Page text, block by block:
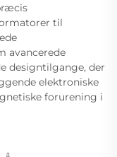
til
avancerede
designtilgange, der
elektroniske
forurening i